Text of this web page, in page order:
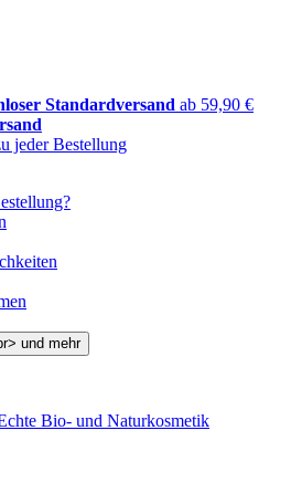
Standardversand ab 59,90 €
jeder Bestellung
Bio- und Naturkosmetik